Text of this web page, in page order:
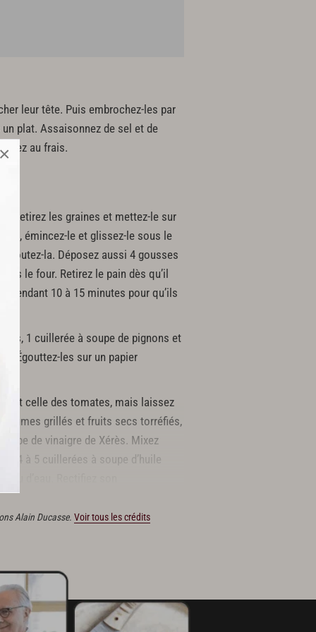
×
leur tête. Puis embrochez-les par
plat. Assaisonnez de sel et de
au frais.
retirez les graines et mettez-le sur
émincez-le et glissez-le sous le
ajoutez-la. Déposez aussi 4 gousses
le four. Retirez le pain dès qu’il
pendant 10 à 15 minutes pour qu’ils
1 cuillerée à soupe de pignons et
Égouttez-les sur un papier
et celle des tomates, mais laissez
grillés et fruits secs torréfiés,
de vinaigre de Xérès. Mixez
4 à 5 cuillerées à soupe d’huile
d’eau. Rectifiez son
Alain Ducasse. Voir tous les crédits